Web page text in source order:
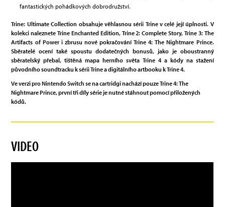
fantastických pohádkových dobrodružství.
Trine: Ultimate Collection obsahuje věhlasnou sérii Trine v celé její úplnosti. V
kolekci naleznete Trine Enchanted Edition, Trine 2: Complete Story, Trine 3: The
Artifacts of Power i zbrusu nové pokračování Trine 4: The Nightmare Prince.
Sběratelé ocení také spoustu dodatečných bonusů, jako je oboustranný
sběratelský přebal, tištěná mapa herního světa Trine 4 a kódy na stažení
původního soundtracku k sérii Trine a digitálního artbooku k Trine 4.
Ve verzi pro Nintendo Switch se na cartridgi nachází pouze Trine 4: The
Nightmare Prince, první tři díly série je nutné stáhnout pomocí přiložených
kódů.
VIDEO